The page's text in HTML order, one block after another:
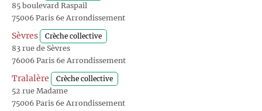
85 boulevard Raspail
75006 Paris 6e Arrondissement
Sèvres Crèche collective
83 rue de Sèvres
76006 Paris 6e Arrondissement
Tralalère Crèche collective
52 rue Madame
75006 Paris 6e Arrondissement